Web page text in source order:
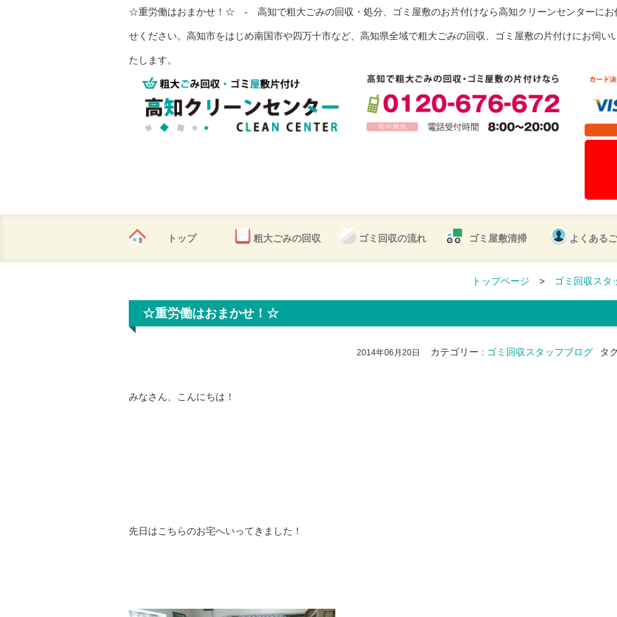
☆重労働はおまかせ！☆ - 高知で粗大ごみの回収・処分、ゴミ屋敷のお片付けなら高知クリーンセンターにお
せください。高知市をはじめ南国市や四万十市など、高知県全域で粗大ごみの回収、ゴミ屋敷の片付けにお伺い
たします。
トップ 粗大ごみの回収 ゴミ回収の流れ ゴミ屋敷清掃 よくある
トップページ > ゴミ回収スタ
☆重労働はおまかせ！☆
2014年06月20日 カテゴリー : ゴミ回収スタッフブログ タ
みなさん、こんにちは！
先日はこちらのお宅へいってきました！